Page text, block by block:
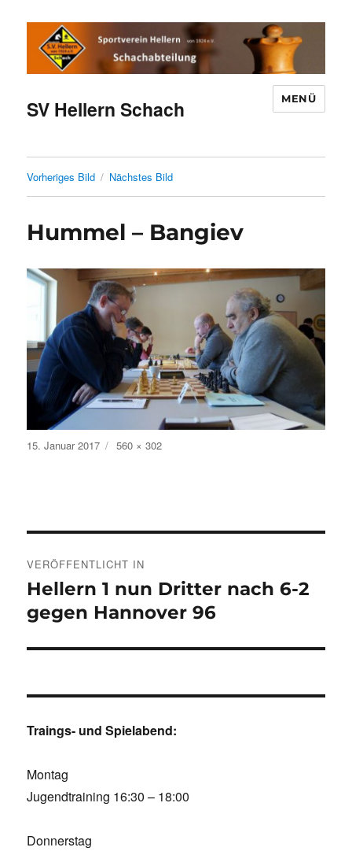
SV Hellern Schach MENÜ
Vorheriges Bild Nächstes Bild
Hummel – Bangiev
Veröffentlicht
am
15. Januar 2017 Volle
Größe
560 × 302
VERÖFFENTLICHT IN
Hellern 1 nun Dritter nach 6-2
gegen Hannover 96
Traings- und Spielabend:
Montag
Jugendtraining 16:30 – 18:00
Donnerstag